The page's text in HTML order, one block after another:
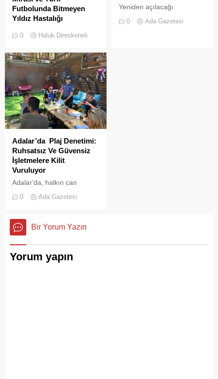
vatandaş tarafından...
Futbolunda Bitmeyen
Yıldız Hastalığı
Büyükada sokaklarında
yürürken insanın aklına
Bu ada, Türk futboluna
dünya çapında bir efsane
kazandırdı:
0 Haluk Direskeneli
Yeniden açılacağı
kamuoyunda sıkça tartışılan
0 Ada Gazetesi
Adalar’da Plaj Denetimi:
Ruhsatsız Ve Güvensiz
İşletmelere Kilit
Vuruluyor
Adalar'da, halkın can
haksız işgallerin önüne
çaplı bir denetim
operasyonu başlatıldı.
0 Ada Gazetesi
Bir Yorum Yazın
Yorum yapın